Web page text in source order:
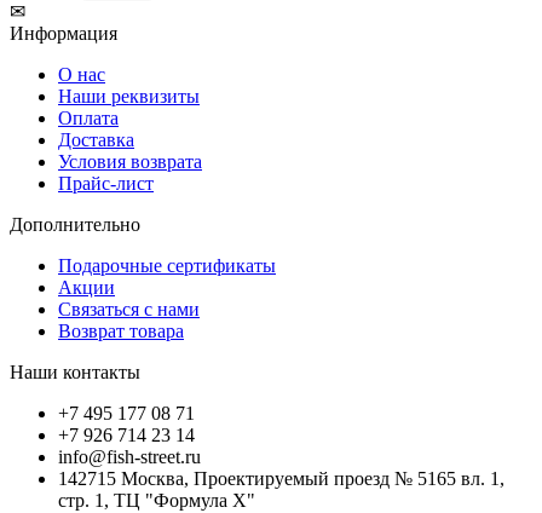
✉
Информация
О нас
Наши реквизиты
Оплата
Доставка
Условия возврата
Прайс-лист
Дополнительно
Подарочные сертификаты
Акции
Связаться с нами
Возврат товара
Наши контакты
+7 495 177 08 71
+7 926 714 23 14
info@fish-street.ru
142715 Москва, Проектируемый проезд № 5165 вл. 1,
стр. 1, ТЦ "Формула X"